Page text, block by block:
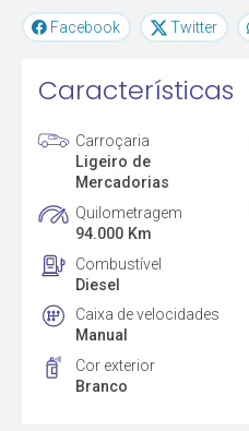
Facebook Twitter
Características
Carroçaria
Ligeiro de
Mercadorias
Quilometragem
94.000 Km
Combustível
Diesel
Caixa de velocidades
Manual
Cor exterior
Branco